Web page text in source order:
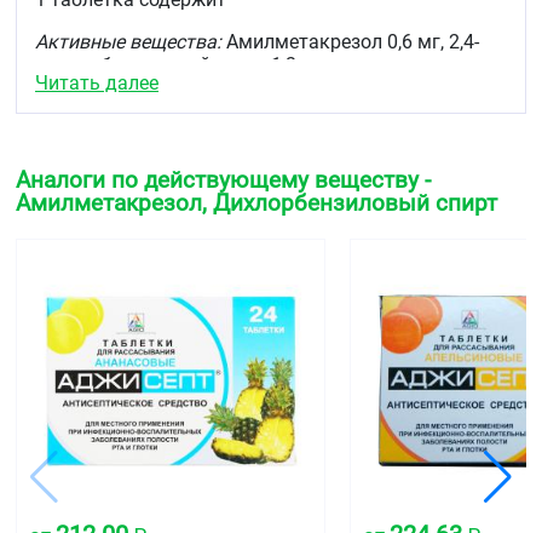
Активные вещества:Амилметакрезол 0,6 мг, 2,4-
дихлорбензиловый спирт 1,2 мг.
Вспомогательные вещества:сахароза 1618,0 мг,
аниса семян масло 2,53 мг, мяты полевой листьев
масло 1,32 мг, краситель солнечный закат жёлтый
0,30 мг (для апельсиновых таблеток) сахароза
мяты полевой листьев масло 1,32 мг, лимона
масла концентрат 7,70 мг, краситель хинолиновый
жёлтый 0,175 мг (для лимонных таблеток)
сахароза 1618,0 мг, декстроза 830,40 мг, мяты
полевой листьев масло 1,25 мг, лимона масло 1,25
мг, ароматизатор медовый 7,50 мг, краситель
карамель 0,625 мг, краситель солнечный закат
жёлтый 0,0375 мг (для медово-лимонных
таблеток) сахароза 1618,0 мг, декстроза 830,40 мг,
лимонной кислоты, моногидрат 15,0 мг, мяты
полевой листьев масло 1,25 мг, ароматизатор
Читать далее
Аналоги по действующему веществу -
Амилметакрезол, Дихлорбензиловый спирт